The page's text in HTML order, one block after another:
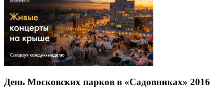
День Московских парков в «Садовниках» 2016